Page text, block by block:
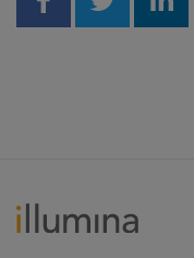
Share on
Share